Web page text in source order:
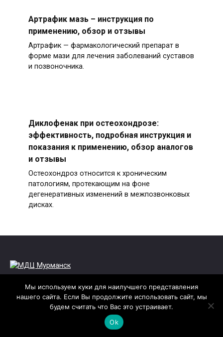
Артрафик мазь – инструкция по
применению, обзор и отзывы
Артрафик — фармакологический препарат в
форме мази для лечения заболеваний суставов
и позвоночника.
Диклофенак при остеохондрозе:
эффективность, подробная инструкция и
показания к применению, обзор аналогов
и отзывы
Остеохондроз относится к хроническим
патологиям, протекающим на фоне
дегенеративных изменений в межпозвонковых
дисках.
Этот сайт не имеет никакого отношения ни к
одной указанной на нем организации. Целью
данного интернет ресурса является
информирование посетителей. Администрация
сайта не несёте ответственности за
Мы используем куки для наилучшего представления
нашего сайта. Если Вы продолжите использовать сайт, мы
будем считать что Вас это устраивает.
Ok